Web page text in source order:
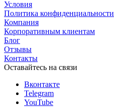
Условия
Политика конфиденциальности
Компания
Корпоративным клиентам
Блог
Отзывы
Контакты
Оставайтесь на связи
Вконтакте
Telegram
YouTube